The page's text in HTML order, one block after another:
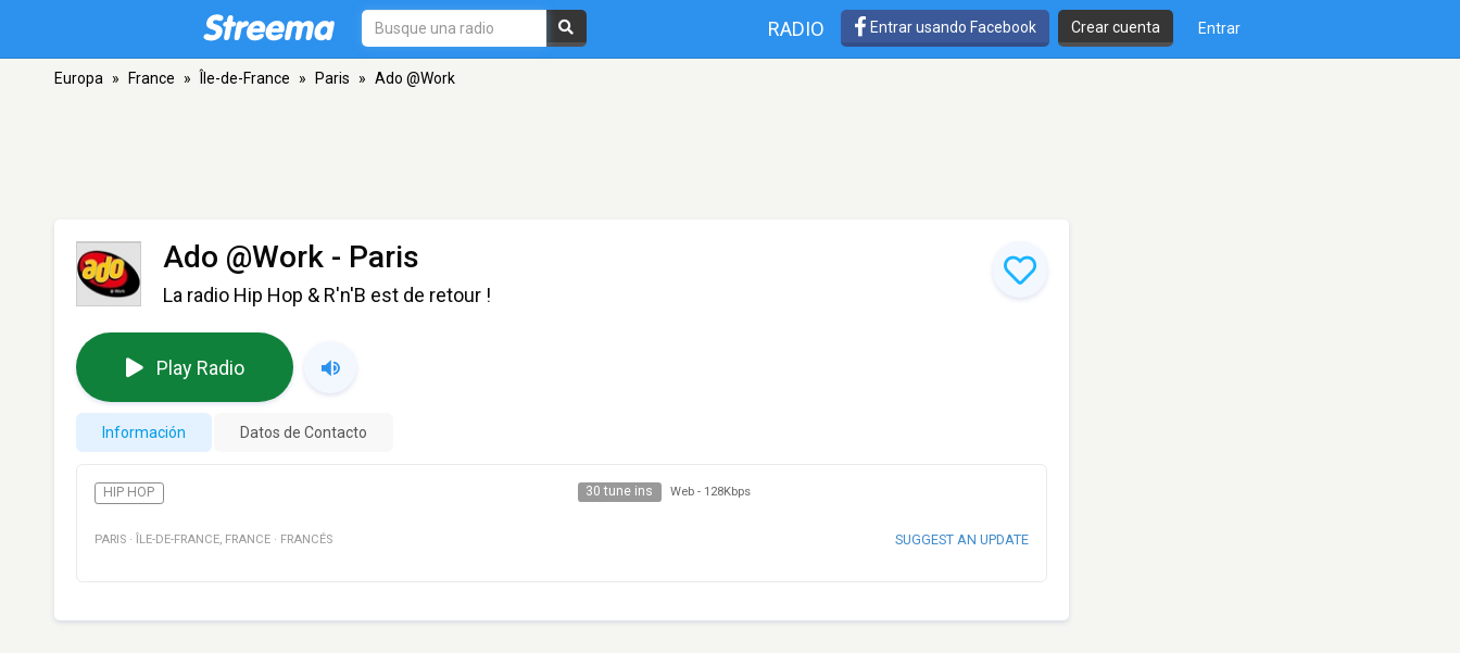
RADIO Entrar usando Facebook Crear cuenta Entrar
Europa » France » Île-de-France » Paris » Ado @Work
Ado @Work - Paris
La radio Hip Hop & R'n'B est de retour !
Play Radio
Información Datos de Contacto
HIP HOP 30 tune ins Web - 128Kbps
PARIS · ÎLE-DE-FRANCE, FRANCE · FRANCÉS SUGGEST AN UPDATE